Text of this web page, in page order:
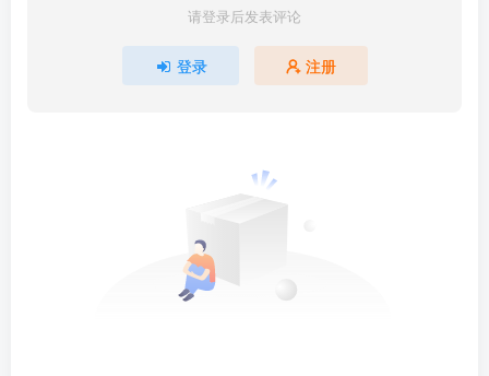
请登录后发表评论
登录 注册